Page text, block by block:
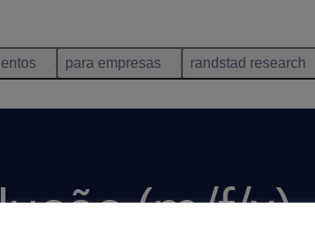
para empresas randstad research
(m/f/x).